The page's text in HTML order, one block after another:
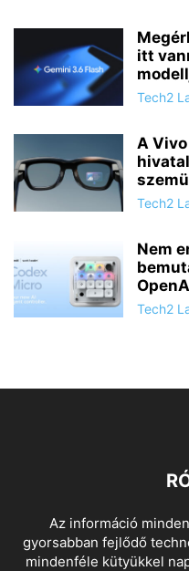
itt
Tech2
A
Tech2
Nem
Tech2
Az információ
gyorsabban fejlődő
mindenféle kütyükkel